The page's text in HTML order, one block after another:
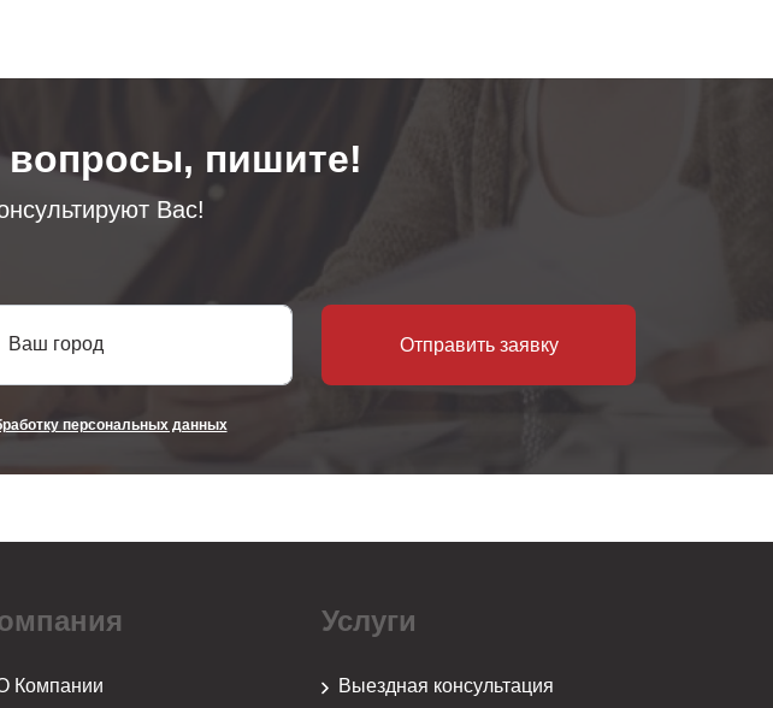
вопросы, пишите!
Вас!
Ваш город Отправить заявку
персональных данных
Компании
Услуги
Выездная консультация